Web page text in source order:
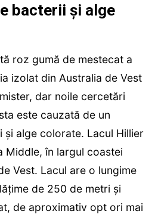
bacterii și alge
roz gumă de mestecat a
izolat din Australia de Vest
dar noile cercetări
este cauzată de un
și alge colorate. Lacul Hillier
Middle, în largul coastei
Vest. Lacul are o lungime
de 250 de metri și
de aproximativ opt ori mai